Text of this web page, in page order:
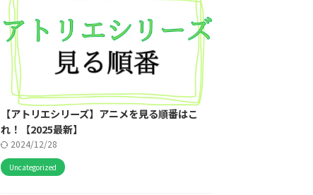
【アトリエシリーズ】アニメを見る順番はこ
れ！【2025最新】
2024/12/28
Uncategorized